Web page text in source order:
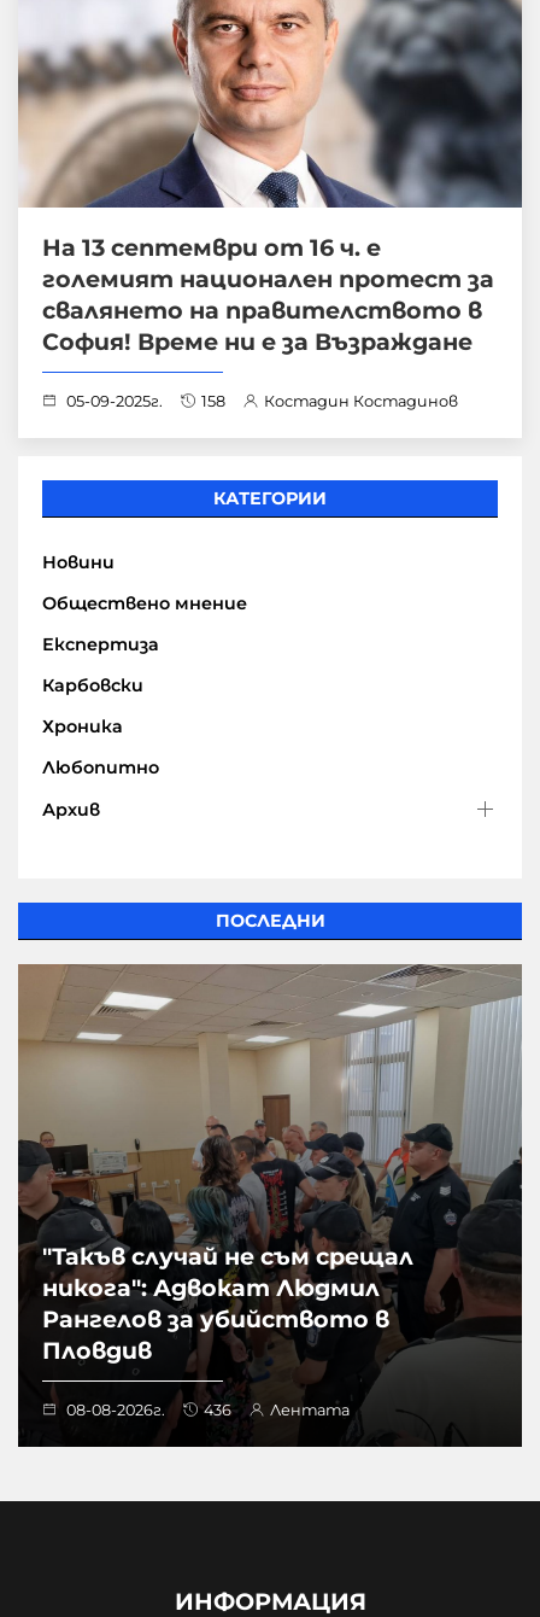
На 13 септември от 16 ч. е
големият национален протест за
свалянето на правителството в
София! Време ни е за Възраждане
05-09-2025г. 158 Костадин Костадинов
КАТЕГОРИИ
Новини
Обществено мнение
Експертиза
Карбовски
Хроника
Любопитно
Архив
ПОСЛЕДНИ
"Такъв случай не съм срещал
никога": Адвокат Людмил
Рангелов за убийството в
Пловдив
08-08-2026г. 436 Лентата
ИНФОРМАЦИЯ